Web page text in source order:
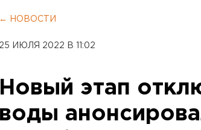
Челябинск
← НОВОСТИ
25 ИЮЛЯ 2022 В 11:02
Новый этап
воды